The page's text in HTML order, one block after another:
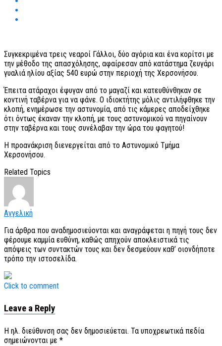
Συγκεκριμένα τρεις νεαροί Γάλλοι, δύο αγόρια και ένα κορίτσι με
την μέθοδο της απασχόλησης, αφαίρεσαν από κατάστημα ζευγάρι
γυαλιά ηλίου αξίας 540 ευρώ στην περιοχή της Χερσονήσου.
Έπειτα ατάραχοι έφυγαν από το μαγαζί και κατευθύνθηκαν σε
κοντινή ταβέρνα για να φάνε. Ο ιδιοκτήτης μόλις αντιλήφθηκε την
κλοπή, ενημέρωσε την αστυνομία, από τις κάμερες αποδείχθηκε
ότι όντως έκαναν την κλοπή, με τους αστυνομικού να πηγαίνουν
στην ταβέρνα και τους συνέλαβαν την ώρα του φαγητού!
Η προανάκριση διενεργείται από το Αστυνομικό Τμήμα
Χερσονήσου.
Related Topics
Αγγελική
Για άρθρα που αναδημοσιεύονται και αναγράφεται η πηγή τους δεν
φέρουμε καμμία ευθύνη, καθώς απηχούν αποκλειστικά τις
απόψεις των συντακτών τους και δεν δεσμεύουν καθ’ οιονδήποτε
τρόπο την ιστοσελίδα.
Click to comment
Leave a Reply
Η ηλ. διεύθυνση σας δεν δημοσιεύεται. Τα υποχρεωτικά πεδία
σημειώνονται με *